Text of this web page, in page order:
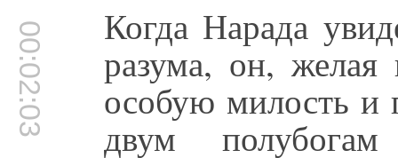
00:02:03 Когда Нарада
разума, он,
особую милость и
двум